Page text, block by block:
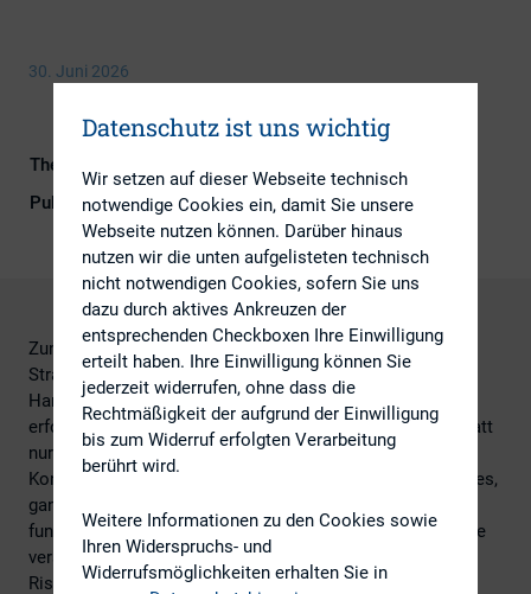
30. Juni 2026
Themengebiete
Publikationsform
DIRK-Publikationen
Zunehmender Aktivismus, aggressive Hedgefonds
Strategien und volatile Kapitalmärkte erhöhen den
Handlungsdruck auf Emittenten erheblich. Wer heute
erfolgreich sein will, muss Entwicklungen antizipieren statt
nur zu reagieren. Der Workshop im Rahmen der 29. DIRK-
Konferenz am 30. Juni 2026 zeigte, wie ein kontinuierliches,
ganzjähriges Investor Engagement – kombiniert mit
fundierter Investor Intelligence – Unternehmen in die Lage
versetzt, Aktionärsdynamiken frühzeitig zu erkennen,
Risiken proaktiv zu steuern und eine belastbare,
Datenschutz ist uns wichtig
Wir setzen auf dieser Webseite technisch
notwendige Cookies ein, damit Sie unsere
Webseite nutzen können. Darüber hinaus
nutzen wir die unten aufgelisteten technisch
nicht notwendigen Cookies, sofern Sie uns
dazu durch aktives Ankreuzen der
entsprechenden Checkboxen Ihre Einwilligung
erteilt haben. Ihre Einwilligung können Sie
jederzeit widerrufen, ohne dass die
Rechtmäßigkeit der aufgrund der Einwilligung
bis zum Widerruf erfolgten Verarbeitung
berührt wird.
Weitere Informationen zu den Cookies sowie
Ihren Widerspruchs- und
Widerrufsmöglichkeiten erhalten Sie in